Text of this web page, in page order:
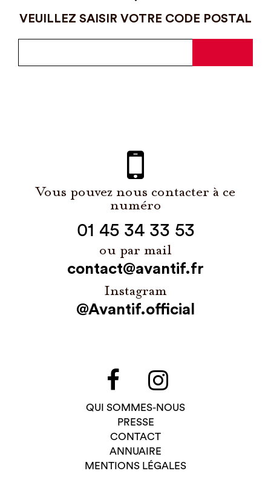
VEUILLEZ SAISIR VOTRE CODE POSTAL
Vous pouvez nous contacter à ce
numéro
01 45 34 33 53
ou par mail
contact@avantif.fr
Instagram
@Avantif.official
QUI SOMMES-NOUS
PRESSE
CONTACT
ANNUAIRE
MENTIONS LÉGALES